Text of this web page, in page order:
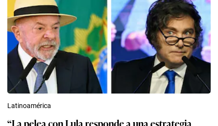
Latinoamérica
“La pelea con Lula responde a una estrategia